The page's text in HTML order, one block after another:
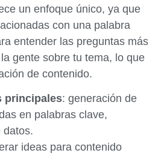
un enfoque único, ya que
con una palabra
entender las preguntas más
gente sobre tu tema, lo que
de contenido.
principales: generación de
en palabras clave,
datos.
ideas para contenido